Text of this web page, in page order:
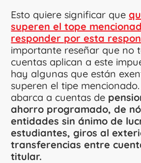
Esto quiere significar que
superen el tope
responder por esta
importante reseñar que no
cuentas aplican a este
hay algunas que están
superen el tipe
abarca a cuentas de
ahorro programado, de
entidades sin ánimo de
estudiantes, giros al
transferencias entre
titular.